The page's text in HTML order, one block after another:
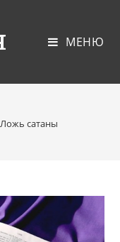
МЕНЮ
Ложь сатаны